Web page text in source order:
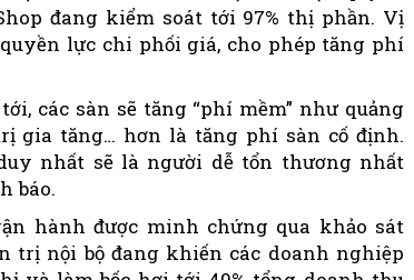
đang kiểm soát tới 97% thị phần. Vị
lực chi phối giá, cho phép tăng phí
các sàn sẽ tăng “phí mềm” như quảng
gia tăng… hơn là tăng phí sàn cố định.
nhất sẽ là người dễ tổn thương nhất
báo.
hành được minh chứng qua khảo sát
trị nội bộ đang khiến các doanh nghiệp